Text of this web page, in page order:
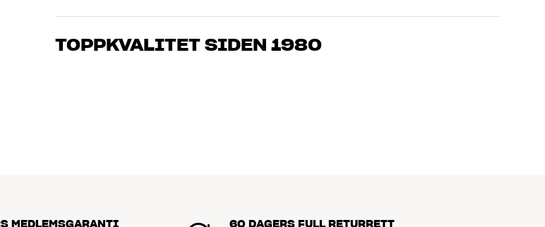
Våre medarbeidere er ekte entusiaster som kjenner produktene og brenner for god lyd – enten det
og ditt budsjett best
TOPPKVALITET SIDEN 1980
MEDLEMSGARANTI 60 DAGERS FULL RETURRETT